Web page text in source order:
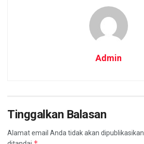
Admin
Tinggalkan Balasan
Alamat email Anda tidak akan dipublikasikan.